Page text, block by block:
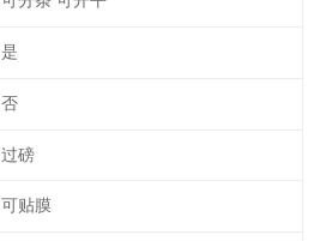
是
否
过磅
可贴膜